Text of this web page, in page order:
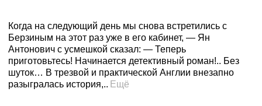
Когда на следующий день мы снова встретились с
Берзиным на этот раз уже в его кабинет, — Ян
Антонович с усмешкой сказал: — Теперь
приготовьтесь! Начинается детективный роман!.. Без
шуток… В трезвой и практической Англии внезапно
разыгралась история,.. Ещё